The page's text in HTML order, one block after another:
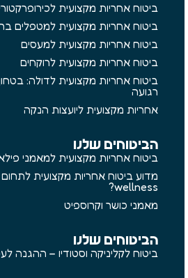
ביטוח אחריות מקצועית
ביטוח אחריות מקצועית למטפלים
ביטוח אחריות מקצועית למעסים
ביטוח אחריות מקצועית לרוקחים
ביטוח אחריות מקצועית לדולה:
רגועה
אחריות מקצועית ליועצות הנקה
הביטוחים שלנו
ביטוח אחריות מקצועית למאמני
מדוע ביטוח אחריות מקצועית
wellness?
מאמני כושר וקרוספיט
הביטוחים שלנו
ביטוח לקליניקה וסטודיו – ההגנה